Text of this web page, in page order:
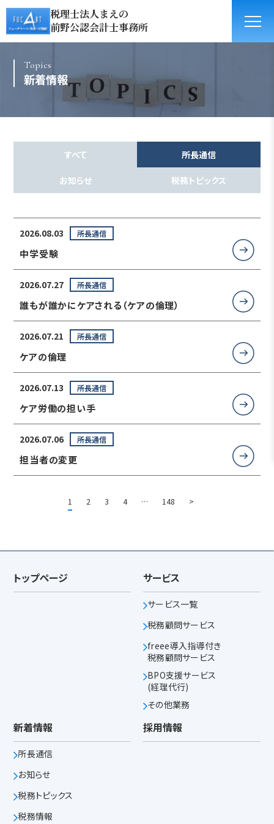
税理士法人まえの
前野公認会計士事務所
Topics
新着情報
すべて 所長通信
お知らせ 税務トピックス
2026.08.03 所長通信
中学受験
2026.07.27 所長通信
誰もが誰かにケアされる（ケアの倫理）
2026.07.21 所長通信
ケアの倫理
2026.07.13 所長通信
ケア労働の担い手
2026.07.06 所長通信
担当者の変更
1 2 3 4 … 148 >
トップページ サービス
サービス一覧
税務顧問サービス
freee導入指導付き
税務顧問サービス
BPO支援サービス
(経理代行)
その他業務
新着情報
所長通信
お知らせ
税務トピックス
税務情報
採用情報